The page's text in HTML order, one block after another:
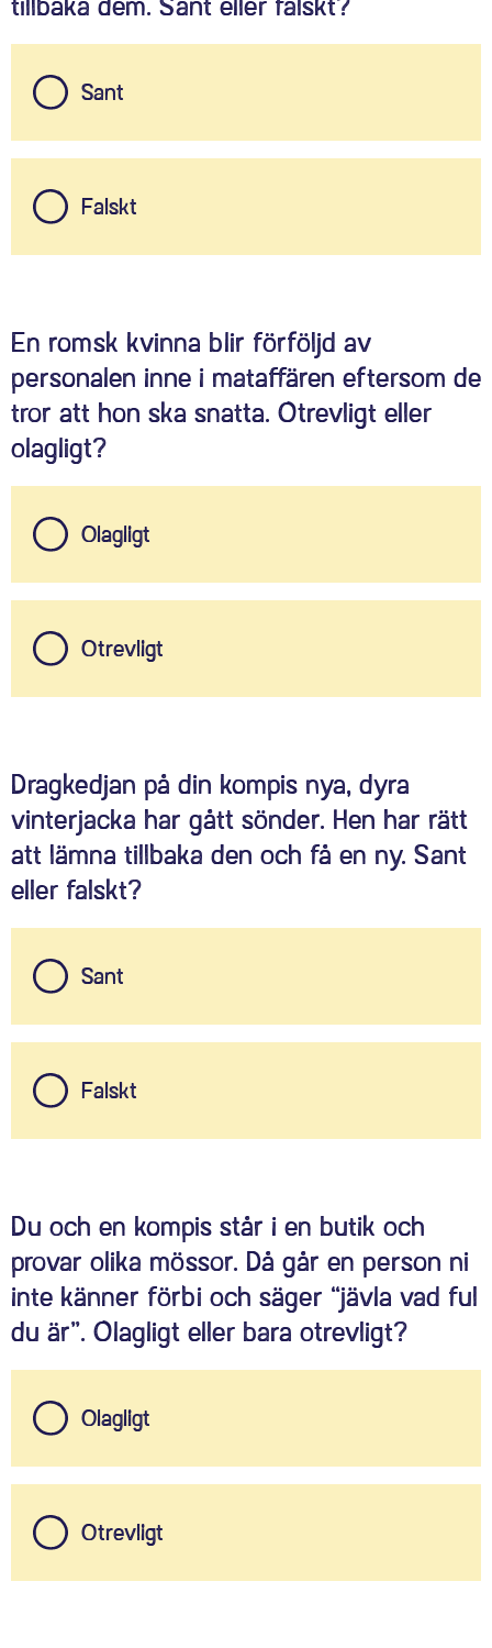
Sant
Falskt
En romsk kvinna blir förföljd av
personalen inne i mataffären eftersom de
tror att hon ska snatta. Otrevligt eller
olagligt?
Olagligt
Otrevligt
Dragkedjan på din kompis nya, dyra
vinterjacka har gått sönder. Hen har rätt
att lämna tillbaka den och få en ny. Sant
eller falskt?
Sant
Falskt
Du och en kompis står i en butik och
provar olika mössor. Då går en person ni
inte känner förbi och säger “jävla vad ful
du är”. Olagligt eller bara otrevligt?
Olagligt
Otrevligt